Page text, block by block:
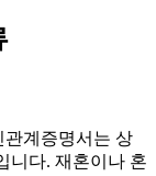
관계증명서는 상
니다. 재혼이나 혼